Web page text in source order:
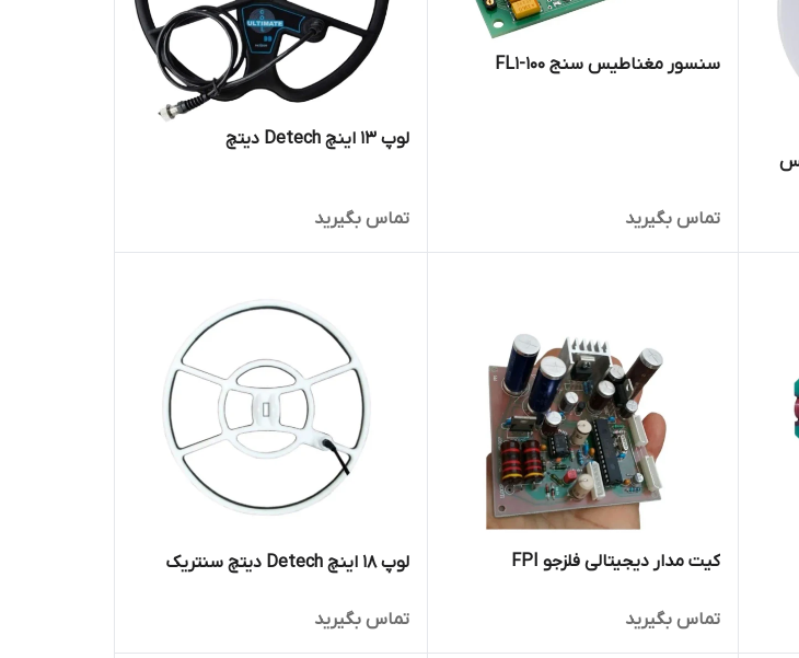
سنسور مغناطیس سنج FL1-100
تماس بگیرید
لوپ 13 اینچ Detech دیتچ
تماس بگیرید
کیت مدار دیجیتالی فلزجو FPI
تماس بگیرید
لوپ 18 اینچ Detech دیتچ سنتریک
تماس بگیرید